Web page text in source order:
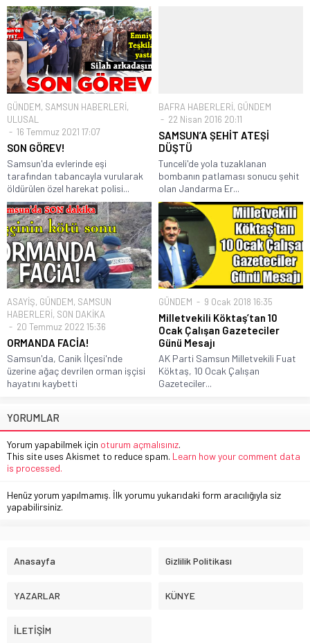
GÜNDEM, SAMSUN HABERLERİ,
ULUSAL
16 Temmuz 2021 17:07
SON GÖREV!
Samsun'da evlerinde eşi
tarafından tabancayla vurularak
öldürülen özel harekat polisi...
BAFRA HABERLERİ, GÜNDEM
22 Nisan 2016 20:11
SAMSUN’A ŞEHİT ATEŞİ
DÜŞTÜ
Tunceli'de yola tuzaklanan
bombanın patlaması sonucu şehit
olan Jandarma Er...
ASAYİŞ, GÜNDEM, SAMSUN
HABERLERİ, SON DAKİKA
20 Temmuz 2022 15:36
ORMANDA FACİA!
Samsun'da, Canik İlçesi'nde
üzerine ağaç devrilen orman işçisi
hayatını kaybetti
GÜNDEM 9 Ocak 2018 16:35
Milletvekili Köktaş’tan 10
Ocak Çalışan Gazeteciler
Günü Mesajı
AK Parti Samsun Milletvekili Fuat
Köktaş, 10 Ocak Çalışan
Gazeteciler...
YORUMLAR
Yorum yapabilmek için oturum açmalısınız.
This site uses Akismet to reduce spam. Learn how your comment data
is processed.
Henüz yorum yapılmamış. İlk yorumu yukarıdaki form aracılığıyla siz
yapabilirsiniz.
Anasayfa Gizlilik Politikası
YAZARLAR KÜNYE
İLETİŞİM